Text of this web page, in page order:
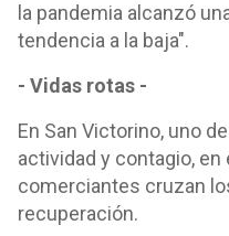
la pandemia alcanzó
tendencia a la baja".
- Vidas rotas -
En San Victorino, uno
actividad y contagio,
comerciantes cruzan
recuperación.